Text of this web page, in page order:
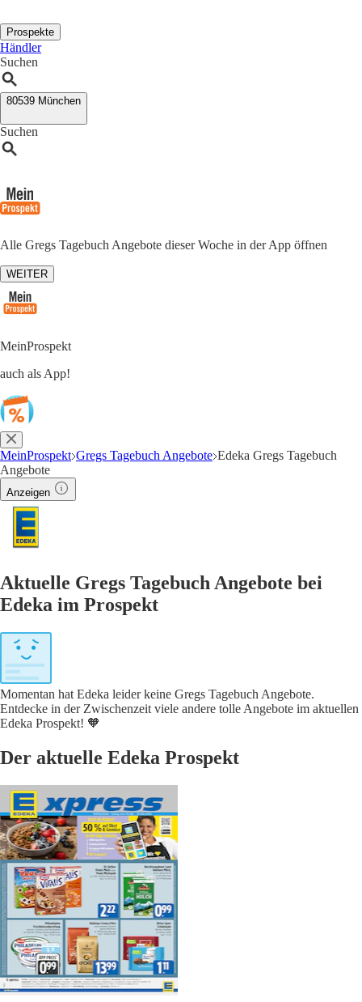
Prospekte
Händler
Suchen
80539 München
Suchen
Alle Gregs Tagebuch Angebote dieser Woche in der App öffnen
WEITER
MeinProspekt
auch als App!
MeinProspekt Gregs Tagebuch Angebote Edeka Gregs Tagebuch
Angebote
Anzeigen
Aktuelle Gregs Tagebuch Angebote bei
Edeka im Prospekt
Momentan hat Edeka leider keine Gregs Tagebuch Angebote.
Entdecke in der Zwischenzeit viele andere tolle Angebote im aktuellen
Edeka Prospekt! 🧡
Der aktuelle Edeka Prospekt